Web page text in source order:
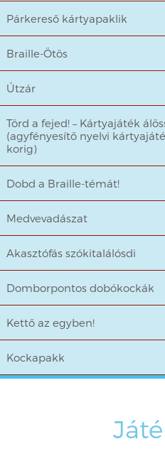
Párkereső kártyapaklik
Braille-Ötös
Útzár
Törd a fejed! – Kártyajáték
(agyfényesítő nyelvi
korig)
Dobd a Braille-témát!
Medvevadászat
Akasztófás szókitalálósdi
Domborpontos dobókockák
Kettő az egyben!
Kockapakk